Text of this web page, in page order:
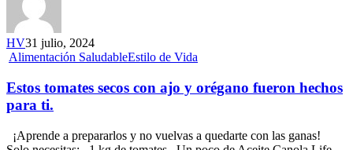
HV31 julio, 2024
Alimentación SaludableEstilo de Vida
Estos tomates secos con ajo y orégano fueron hechos
para ti.
¡Aprende a prepararlos y no vuelvas a quedarte con las ganas!